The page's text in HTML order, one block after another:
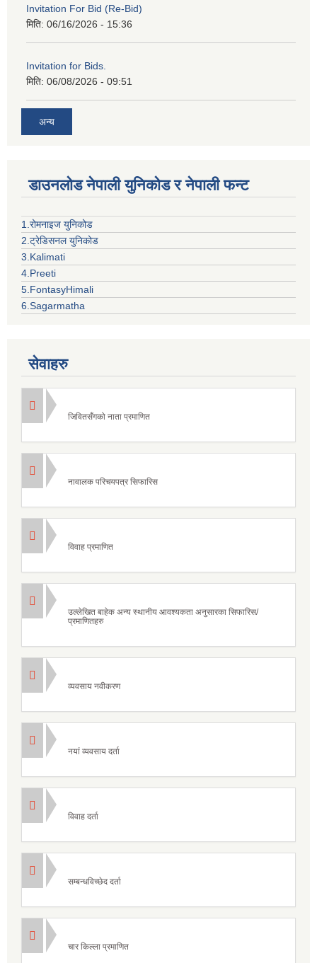
Invitation For Bid (Re-Bid)
मिति: 06/16/2026 - 15:36
Invitation for Bids.
मिति: 06/08/2026 - 09:51
अन्य
डाउनलोड नेपाली युनिकोड र नेपाली फन्ट
1.रोमनाइज युनिकोड
2.ट्रेडिसनल युनिकोड
3.Kalimati
4.Preeti
5.FontasyHimali
6.Sagarmatha
सेवाहरु
जिवितसँगको नाता प्रमाणित
नावालक परिचयपत्र सिफारिस
विवाह प्रमाणित
उल्लेखित बाहेक अन्य स्थानीय आवश्यकता अनुसारका सिफारिस/
प्रमाणितहरु
व्यवसाय नवीकरण
नयां व्यवसाय दर्ता
विवाह दर्ता
सम्बन्धविच्छेद दर्ता
चार किल्ला प्रमाणित